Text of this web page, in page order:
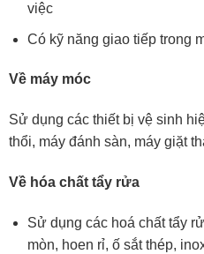
việc
Có kỹ năng giao tiếp trong
Về máy móc
Sử dụng các thiết bị vệ sinh
thổi, máy đánh sàn, máy giặt
Về hóa chất tẩy rửa
Sử dụng các hoá chất tẩy
mòn, hoen rỉ, ố sắt thép,